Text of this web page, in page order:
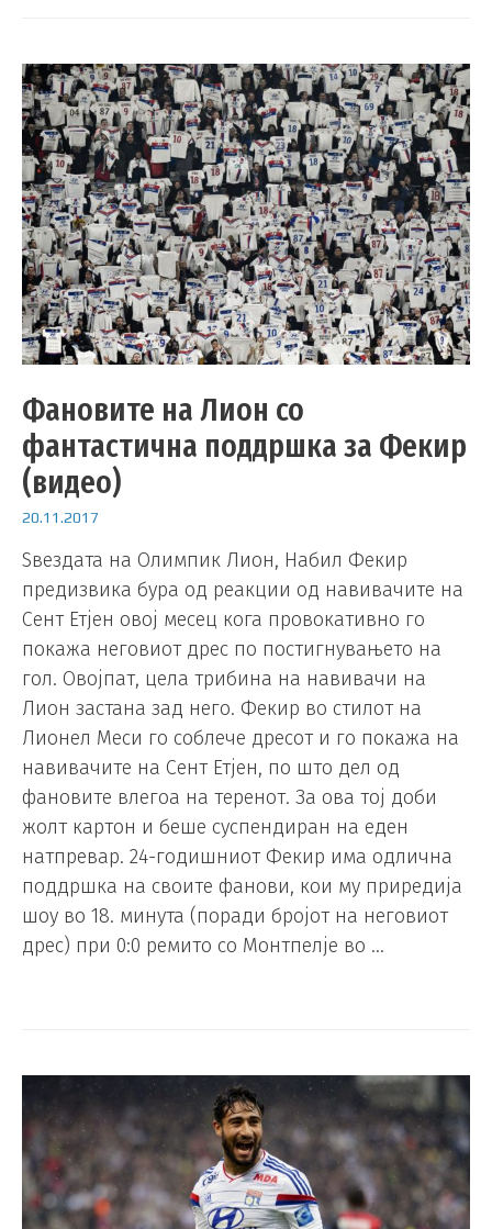
Фановите на Лион со
фантастична поддршка за Фекир
(видео)
20.11.2017
Ѕвездата на Олимпик Лион, Набил Фекир
предизвика бура од реакции од навивачите на
Сент Етјен овој месец кога провокативно го
покажа неговиот дрес по постигнувањето на
гол. Овојпат, цела трибина на навивачи на
Лион застана зад него. Фекир во стилот на
Лионел Меси го соблече дресот и го покажа на
навивачите на Сент Етјен, по што дел од
фановите влегоа на теренот. За ова тој доби
жолт картон и беше суспендиран на еден
натпревар. 24-годишниот Фекир има одлична
поддршка на своите фанови, кои му приредија
шоу во 18. минута (поради бројот на неговиот
дрес) при 0:0 ремито со Монтпелје во …